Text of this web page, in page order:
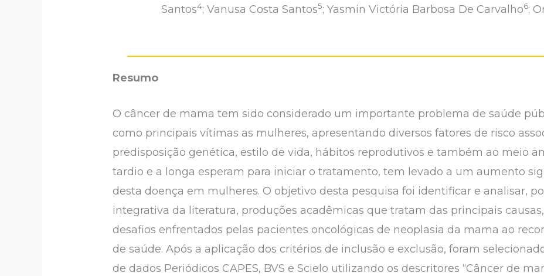
Santos4; Vanusa Costa Santos5; Yasmin Victória Barbosa De Carvalho6;
Resumo
O câncer de mama tem sido considerado um importante problema de saúde
como principais vítimas as mulheres, apresentando diversos fatores de risco
predisposição genética, estilo de vida, hábitos reprodutivos e também ao meio
tardio e a longa esperam para iniciar o tratamento, tem levado a um aumento
desta doença em mulheres. O objetivo desta pesquisa foi identificar e analisar,
integrativa da literatura, produções acadêmicas que tratam das principais
desafios enfrentados pelas pacientes oncológicas de neoplasia da mama ao
de saúde. Após a aplicação dos critérios de inclusão e exclusão, foram
de dados Periódicos CAPES, BVS e Scielo utilizando os descritores “Câncer de